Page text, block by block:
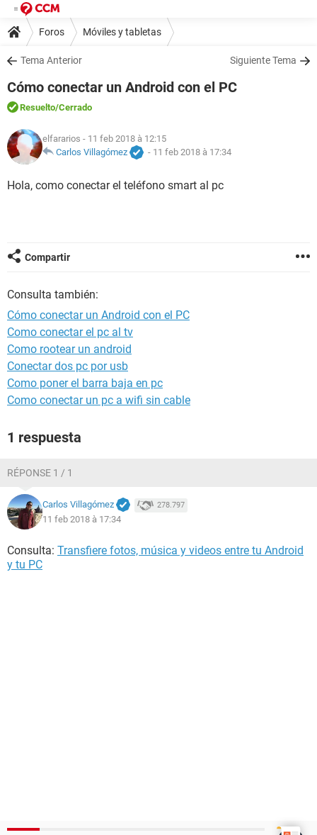
Foros Móviles y tabletas
Tema Anterior Siguiente Tema
Cómo conectar un Android con el PC
Resuelto/Cerrado
elfararios - 11 feb 2018 à 12:15
Carlos Villagómez
- 11 feb 2018 à 17:34
Hola, como conectar el teléfono smart al pc
Compartir
Consulta también:
Cómo conectar un Android con el PC
Como conectar el pc al tv
Como rootear un android
Conectar dos pc por usb
Como poner el barra baja en pc
Como conectar un pc a wifi sin cable
1 respuesta
RÉPONSE 1 / 1
Carlos Villagómez 278.797
11 feb 2018 à 17:34
Consulta: Transfiere fotos, música y videos entre tu Android
y tu PC